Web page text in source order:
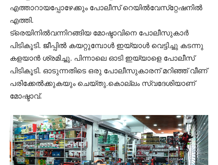
എത്താറായപ്പോഴേക്കും പോലീസ് റെയിൽവേസ്‌റ്റേഷനിൽ
എത്തി.
ട്രെയിനിൽവന്നിറങ്ങിയ മോഷ്ടാവിനെ പോലീസുകാർ
പിടികൂടി. ജീപ്പിൽ കയറ്റുമ്പോൾ ഇയ്യാൾ വെട്ടിച്ചു കടന്നു
കളയാൻ ശ്രമിച്ചു. പിന്നാലെ ഓടി ഇയ്യാളെ പോലീസ്
പിടികൂടി. ഓടുന്നതിടെ ഒരു പോലീസുകാരന് മറിഞ്ഞ് വീണ്
പരിക്കേൽക്കുകയും ചെയ്തു.കൊല്ലം സ്വദേശിയാണ്
മോഷ്ടാവ്.